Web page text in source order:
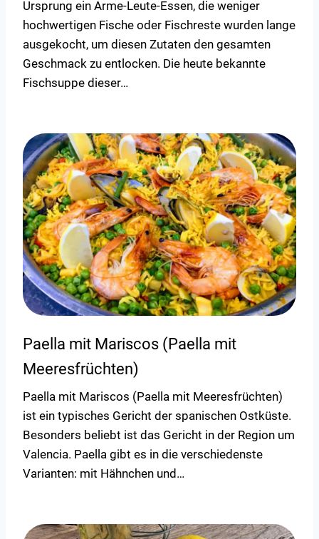
Ursprung ein Arme-Leute-Essen, die weniger
hochwertigen Fische oder Fischreste wurden lange
ausgekocht, um diesen Zutaten den gesamten
Geschmack zu entlocken. Die heute bekannte
Fischsuppe dieser…
Paella mit Mariscos (Paella mit
Meeresfrüchten)
Paella mit Mariscos (Paella mit Meeresfrüchten)
ist ein typisches Gericht der spanischen Ostküste.
Besonders beliebt ist das Gericht in der Region um
Valencia. Paella gibt es in die verschiedenste
Varianten: mit Hähnchen und…